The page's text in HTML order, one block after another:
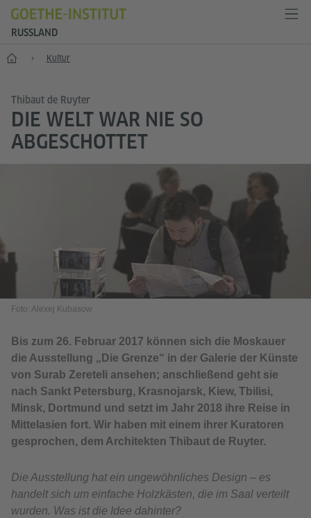
RUSSLAND
Start Kultur
Thibaut de Ruyter
DIE WELT WAR NIE SO
ABGESCHOTTET
Foto: Alexej Kubasow
Bis zum 26. Februar 2017 können sich die Moskauer
die Ausstellung „Die Grenze“ in der Galerie der Künste
von Surab Zereteli ansehen; anschließend geht sie
nach Sankt Petersburg, Krasnojarsk, Kiew, Tbilisi,
Minsk, Dortmund und setzt im Jahr 2018 ihre Reise in
Mittelasien fort. Wir haben mit einem ihrer Kuratoren
gesprochen, dem Architekten Thibaut de Ruyter.
Die Ausstellung hat ein ungewöhnliches Design – es
handelt sich um einfache Holzkästen, die im Saal verteilt
wurden. Was ist die Idee dahinter?